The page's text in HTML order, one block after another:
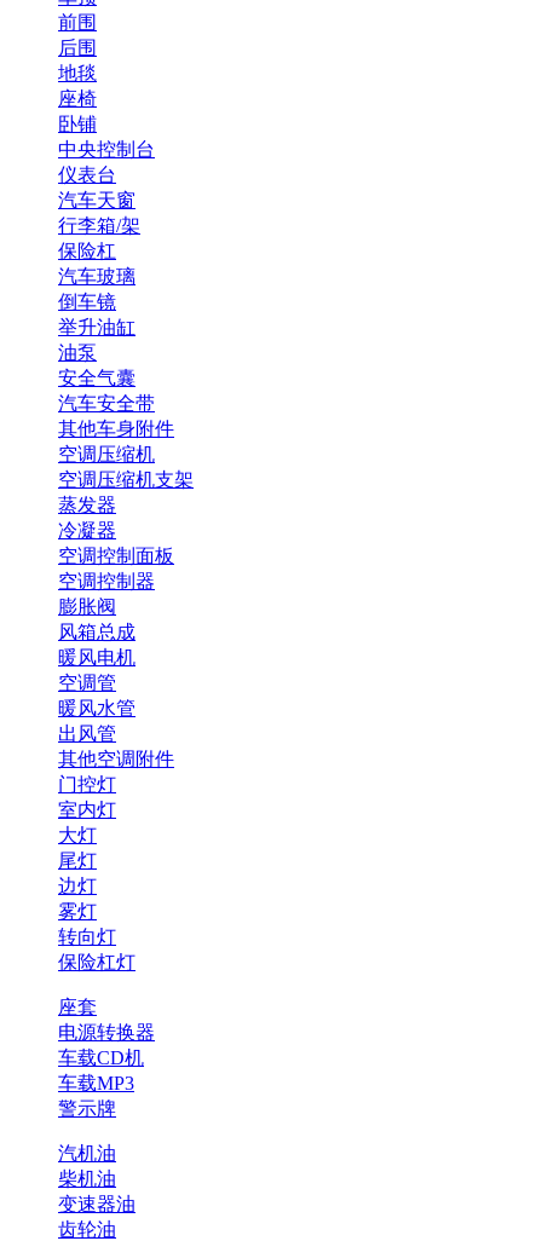
前围
后围
地毯
座椅
卧铺
中央控制台
仪表台
汽车天窗
行李箱/架
保险杠
汽车玻璃
倒车镜
举升油缸
油泵
安全气囊
汽车安全带
其他车身附件
空调压缩机
空调压缩机支架
蒸发器
冷凝器
空调控制面板
空调控制器
膨胀阀
风箱总成
暖风电机
空调管
暖风水管
出风管
其他空调附件
门控灯
室内灯
大灯
尾灯
边灯
雾灯
转向灯
保险杠灯
座套
电源转换器
车载CD机
车载MP3
警示牌
汽机油
柴机油
变速器油
齿轮油